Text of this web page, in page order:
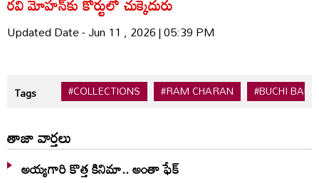
Updated Date - Jun 11 , 2026 | 05:39 PM
Tags #COLLECTIONS #RAM CHARAN #BUCHI
తాజా వార్తలు
అయ్యగారి కొత్త కినిమా.. అంతా ఫేక్